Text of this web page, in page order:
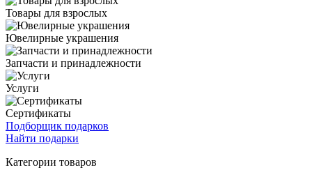
Товары для взрослых
Ювелирные украшения
Запчасти и принадлежности
Услуги
Сертификаты
Подборщик подарков
Найти подарки
Категории товаров